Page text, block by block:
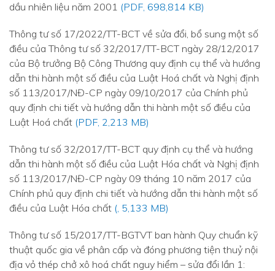
dầu nhiên liệu năm 2001 (PDF, 698,814 KB)
Thông tư số 17/2022/TT-BCT về sửa đổi, bổ sung một số
điều của Thông tư số 32/2017/TT-BCT ngày 28/12/2017
của Bộ trưởng Bộ Công Thương quy định cụ thể và hướng
dẫn thi hành một số điều của Luật Hoá chất và Nghị định
số 113/2017/NĐ-CP ngày 09/10/2017 của Chính phủ
quy định chi tiết và hướng dẫn thi hành một số điều của
Luật Hoá chất (PDF, 2,213 MB)
Thông tư số 32/2017/TT-BCT quy định cụ thể và hướng
dẫn thi hành một số điều của Luật Hóa chất và Nghị định
số 113/2017/NĐ-CP ngày 09 tháng 10 năm 2017 của
Chính phủ quy định chi tiết và hướng dẫn thi hành một số
điều của Luật Hóa chất (, 5,133 MB)
Thông tư số 15/2017/TT-BGTVT ban hành Quy chuẩn kỹ
thuật quốc gia về phân cấp và đóng phương tiện thuỷ nội
địa vỏ thép chở xô hoá chất nguy hiểm – sửa đổi lần 1: